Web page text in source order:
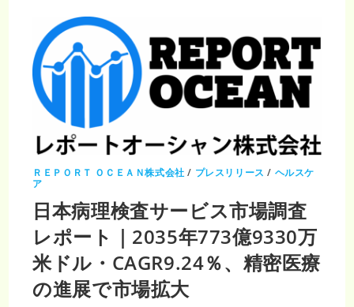
調
査
レ
ポ
ー
ト
｜
2035
億
8,000
万
米
ド
CAGR6.87％、
精
密
医
療
市
場
を
牽
ＲＥＰＯＲＴ ＯＣＥＡＮ株式会社 / プレスリリース / ヘルスケ
ア
日本病理検査サービス市場調査
レポート｜2035年773億9330万
米ドル・CAGR9.24％、精密医療
の進展で市場拡大